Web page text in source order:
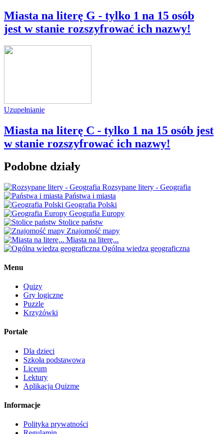
Miasta na literę G - tylko 1 na 15 osób
jest w stanie rozszyfrować ich nazwy!
Uzupełnianie
Miasta na literę C - tylko 1 na 15 osób jest
w stanie rozszyfrować ich nazwy!
Podobne działy
Rozsypane litery - Geografia
Państwa i miasta
Geografia Polski
Geografia Europy
Stolice państw
Znajomość mapy
Miasta na literę...
Ogólna wiedza geograficzna
Menu
Quizy
Gry logiczne
Puzzle
Krzyżówki
Portale
Dla dzieci
Szkoła podstawowa
Liceum
Lektury
Aplikacja Quizme
Informacje
Polityka prywatności